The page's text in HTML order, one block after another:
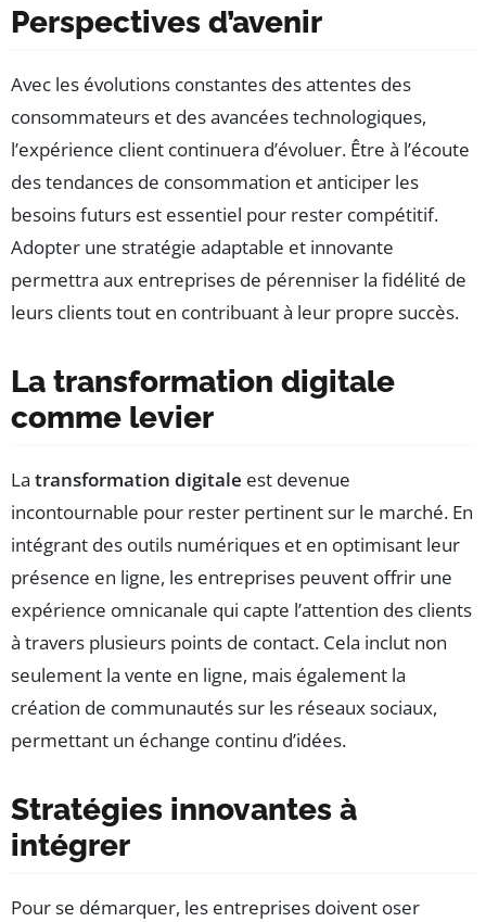
Perspectives d’avenir
Avec les évolutions constantes des attentes des
consommateurs et des avancées technologiques,
l’expérience client continuera d’évoluer. Être à l’écoute
des tendances de consommation et anticiper les
besoins futurs est essentiel pour rester compétitif.
Adopter une stratégie adaptable et innovante
permettra aux entreprises de pérenniser la fidélité de
leurs clients tout en contribuant à leur propre succès.
La transformation digitale
comme levier
La transformation digitale est devenue
incontournable pour rester pertinent sur le marché. En
intégrant des outils numériques et en optimisant leur
présence en ligne, les entreprises peuvent offrir une
expérience omnicanale qui capte l’attention des clients
à travers plusieurs points de contact. Cela inclut non
seulement la vente en ligne, mais également la
création de communautés sur les réseaux sociaux,
permettant un échange continu d’idées.
Stratégies innovantes à
intégrer
Pour se démarquer, les entreprises doivent oser